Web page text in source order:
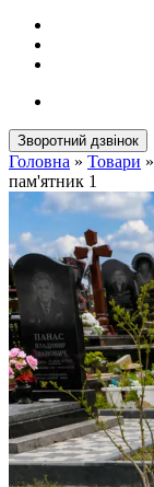
Зворотний дзвінок
Головна » Товари »
пам'ятник 1